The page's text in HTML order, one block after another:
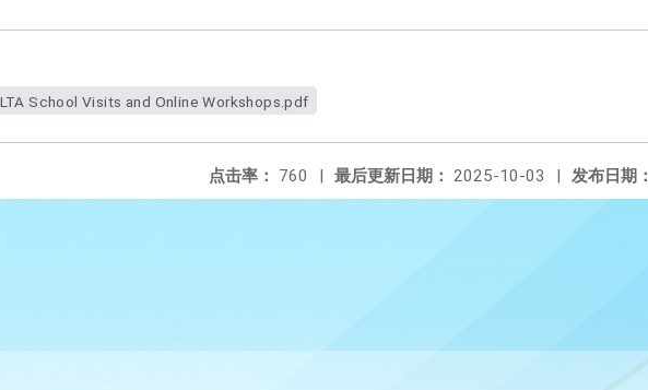
School Visits and Online Workshops.pdf
发布日期：
最后更新日期： 2025-10-03 |
点击率： 760 |